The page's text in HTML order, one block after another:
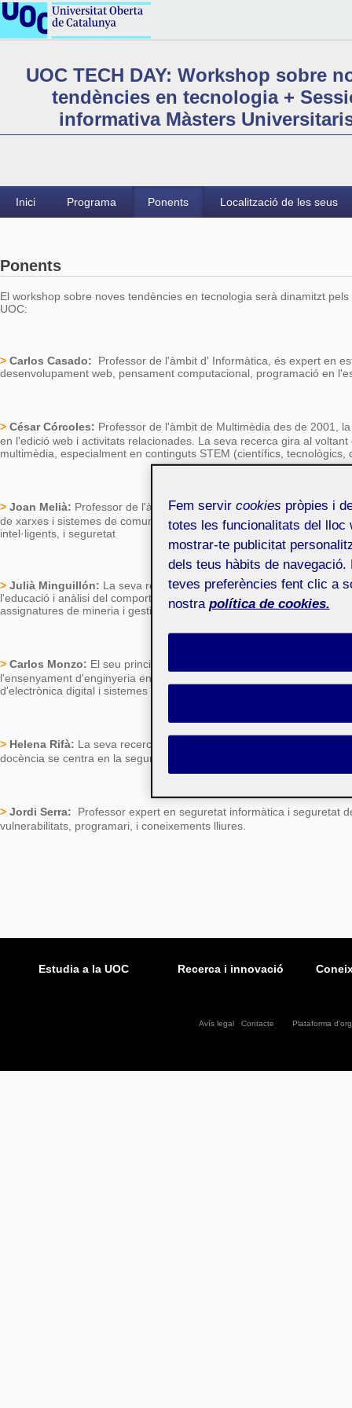
UOC TECH DAY: Workshop sobre
tendències en tecnologia +
informativa Màsters
Inici Programa Ponents Localització de les seus
Ponents
El workshop sobre noves tendències en tecnologia serà dinamitzt
UOC:
> Carlos Casado: Professor de l'àmbit d' Informàtica, és expert en
desenvolupament web, pensament computacional, programació en
> César Córcoles: Professor de l'àmbit de Multimèdia des de 2001,
en l'edició web i activitats relacionades. La seva recerca gira al
multimèdia, especialment en continguts STEM (científics,
> Joan Melià: Professor de l'àmbit d'Enginyeria de Telecomunicació,
de xarxes i sistemes de comunicació. La seva recerca se centra en
intel·ligents, i seguretat
> Julià Minguillón: La seva recerca secentra en l'àmbit de la
l'educació i anàlisi del comportament dels usuaris d'entorns virtuals.
assignatures de mineria i gestió de dades, així com l'ús de
> Carlos Monzo: El seu principal
l'ensenyament d'enginyeria en línia. La seva activitat docent està
d'electrònica digital i sistemes de comunicació.
> Helena Rifà: La seva recerca se
docència se centra en la seguretat informàtica i en les xarxes de
> Jordi Serra: Professor expert en seguretat informàtica i seguretat
vulnerabilitats, programari, i coneixements lliures.
Estudia a la UOC Recerca i innovació
Avís legal Contacte Plataforma
Fem servir cookies pròpies i
totes les funcionalitats del lloc
mostrar-te publicitat
dels teus hàbits de
teves preferències fent clic a
nostra política de cookies.